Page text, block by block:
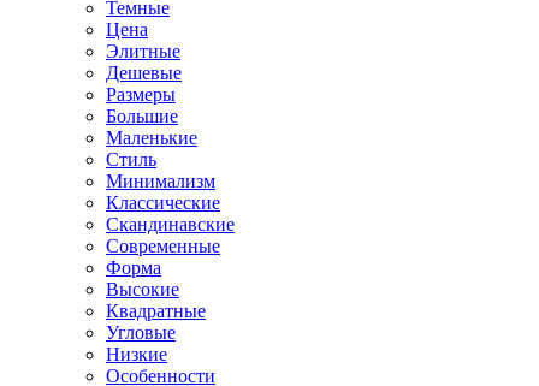
Темные
Цена
Элитные
Дешевые
Размеры
Большие
Маленькие
Стиль
Минимализм
Классические
Скандинавские
Современные
Форма
Высокие
Квадратные
Угловые
Низкие
Особенности